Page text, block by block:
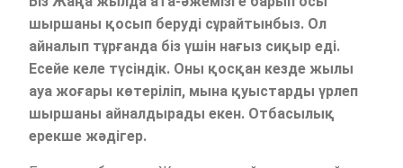
шыршаны қосып беруді сұрайтынбыз. Ол
айналып тұрғанда біз үшін нағыз сиқыр еді.
Есейе келе түсіндік. Оны қосқан кезде жылы
ауа жоғары көтеріліп, мына қуыстарды үрлеп
шыршаны айналдырады екен. Отбасылық
ерекше жәдігер.